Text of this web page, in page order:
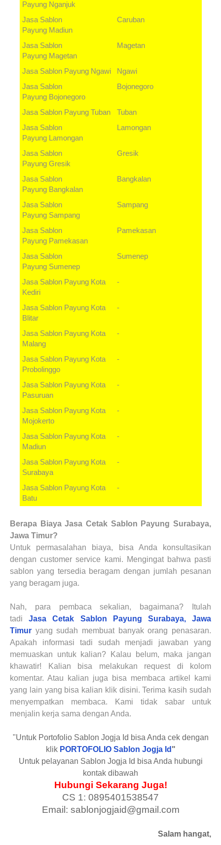
Payung Nganjuk
Jasa Sablon
Payung Madiun
Caruban
Jasa Sablon
Payung Magetan
Magetan
Jasa Sablon Payung Ngawi
Ngawi
Jasa Sablon
Payung Bojonegoro
Bojonegoro
Jasa Sablon Payung Tuban
Tuban
Jasa Sablon
Payung
Lamongan
Lamongan
Jasa Sablon
Payung Gresik
Gresik
Jasa Sablon
Payung Bangkalan
Bangkalan
Jasa Sablon
Payung Sampang
Sampang
Jasa Sablon
Payung Pamekasan
Pamekasan
Jasa Sablon
Payung Sumenep
Sumenep
Jasa Sablon Payung Kota
Kediri
-
Jasa Sablon Payung Kota
Blitar
-
Jasa Sablon Payung Kota
Malang
-
Jasa Sablon Payung Kota
Probolinggo
-
Jasa Sablon Payung Kota
Pasuruan
-
Jasa Sablon Payung Kota
Mojokerto
-
Jasa Sablon Payung Kota
Madiun
-
Jasa Sablon Payung Kota
Surabaya
-
Jasa Sablon Payung Kota
Batu
-
Berapa BiayaJasa Cetak Sablon Payung Surabaya,
Jawa Timur?
Untuk permasalahan biaya, bisa Anda konsultasikan
dengan customer service kami. Mengingat bahwa pasti
sablon yang tersedia beragam dengan jumlah pesanan
yang beragam juga.
Nah, para pembaca sekalian, bagaimana? Itulah
tadiJasa Cetak Sablon Payung Surabaya, Jawa
Timur yang sudah membuat banyak orang penasaran.
Apakah informasi tadi sudah menjadi jawaban yang
memuaskan untuk kalian? Kalau belum, maka jangan
khawatir! Kalian bisa melakukan request di kolom
komentar. Atau kalian juga bisa membaca artikel kami
yang lain yang bisa kalian klik disini. Terima kasih sudah
menyempatkan membaca. Kami tidak sabar untuk
menjalin kerja sama dengan Anda.
"Untuk Portofolio Sablon Jogja Id bisa Anda cek dengan
klik PORTOFOLIO Sablon Jogja Id "
Untuk pelayanan Sablon Jogja Id bisa Anda hubungi
kontak dibawah
Hubungi Sekarang Juga!
CS 1: 0895401538547
Email: sablonjogjaid@gmail.com
Salam hangat,